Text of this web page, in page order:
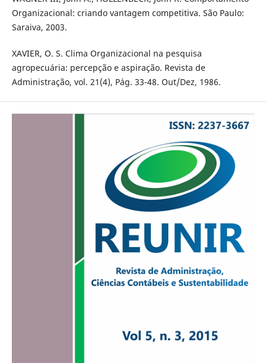
Organizacional: criando vantagem competitiva. São Paulo:
Saraiva, 2003.
XAVIER, O. S. Clima Organizacional na pesquisa
agropecuária: percepção e aspiração. Revista de
Administração, vol. 21(4), Pág. 33-48. Out/Dez, 1986.